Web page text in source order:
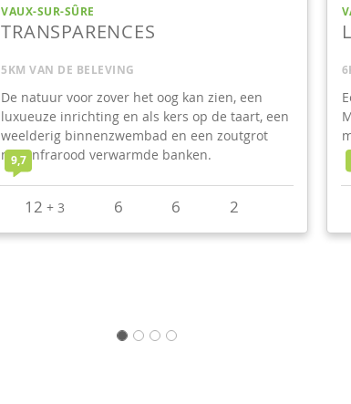
VAUX-SUR-SÛRE
TRANSPARENCES
5KM VAN DE BELEVING
De natuur voor zover het oog kan zien, een
luxueuze inrichting en als kers op de taart, een
weelderig binnenzwembad en een zoutgrot
met infrarood verwarmde banken.
9,7
12 + 3 6 6 2